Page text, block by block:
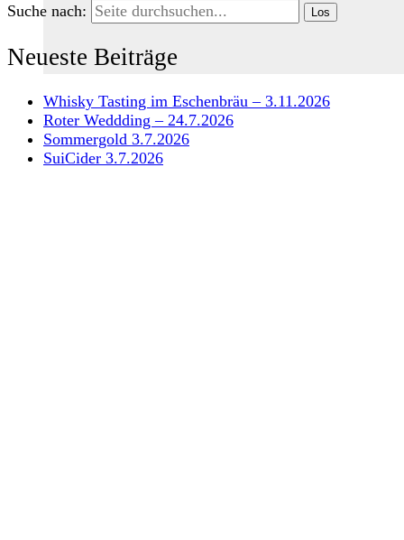
Suche nach:
Neueste Beiträge
Whisky Tasting im Eschenbräu – 3.11.2026
Roter Weddding – 24.7.2026
Sommergold 3.7.2026
SuiCider 3.7.2026